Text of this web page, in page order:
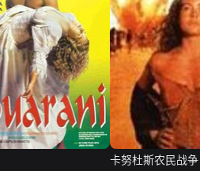
卡努杜斯农民战争